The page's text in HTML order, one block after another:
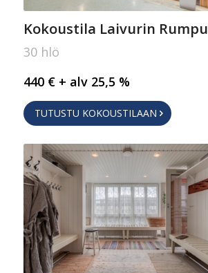
Kokoustila Laivurin Rumpu
30 hlö
440 € + alv 25,5 %
TUTUSTU KOKOUSTILAAN